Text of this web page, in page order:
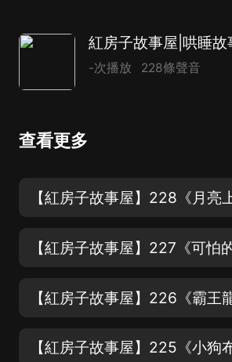
-次播放 228條聲音
查看更多